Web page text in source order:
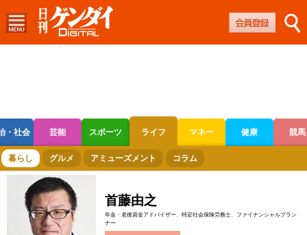
・社会 芸能 スポーツ ライフ マネー 健康 競馬
ボートレース 競輪 オートレース
暮らし グルメ アミューズメント コラム
首藤由之
年金・老後資金アドバイザー、特定社会保険労務士、ファイナンシャルプラン
ナー